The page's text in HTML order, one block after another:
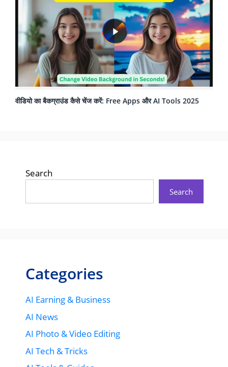
वीडियो का बैकग्राउंड कैसे चेंज करें: Free Apps और AI Tools 2025
Search
Search
Categories
AI Earning & Business
AI News
AI Photo & Video Editing
AI Tech & Tricks